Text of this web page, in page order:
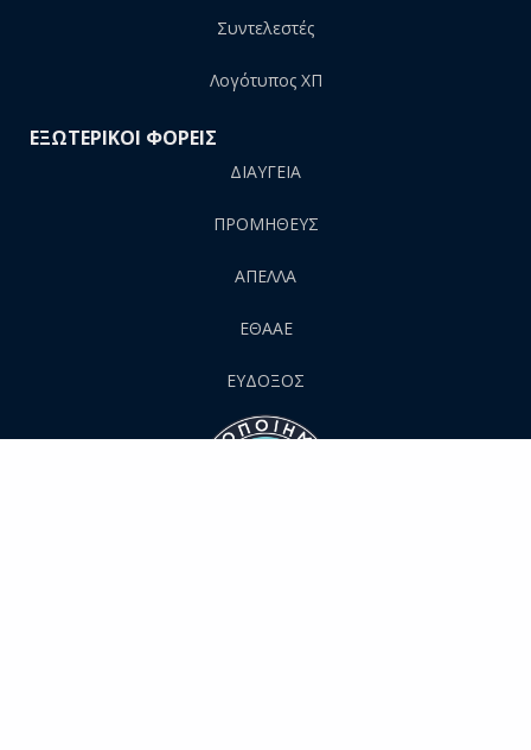
Συντελεστές
Λογότυπος ΧΠ
ΕΞΩΤΕΡΙΚΟΙ ΦΟΡΕΙΣ
ΔΙΑΥΓΕΙΑ
ΠΡΟΜΗΘΕΥΣ
AΠΕΛΛΑ
ΕΘΑΑΕ
ΕΥΔΟΞΟΣ